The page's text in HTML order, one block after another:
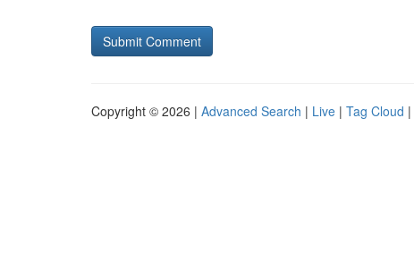
Copyright © 2026 | Advanced Search | Live | Tag Cloud |